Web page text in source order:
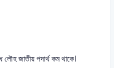
জাতীয় পদার্থ কম থাকে।